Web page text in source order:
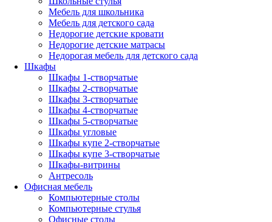
Мебель для школьника
Мебель для детского сада
Недорогие детские кровати
Недорогие детские матрасы
Недорогая мебель для детского сада
Шкафы
Шкафы 1-створчатые
Шкафы 2-створчатые
Шкафы 3-створчатые
Шкафы 4-створчатые
Шкафы 5-створчатые
Шкафы угловые
Шкафы купе 2-створчатые
Шкафы купе 3-створчатые
Шкафы-витрины
Антресоль
Офисная мебель
Компьютерные столы
Компьютерные стулья
Офисные столы